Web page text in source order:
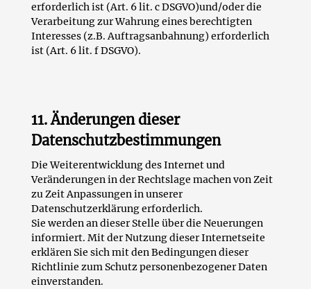
erforderlich ist (Art. 6 lit. c DSGVO)und/oder die
Verarbeitung zur Wahrung eines berechtigten
Interesses (z.B. Auftragsanbahnung) erforderlich
ist (Art. 6 lit. f DSGVO).
11. Änderungen dieser
Datenschutzbestimmungen
Die Weiterentwicklung des Internet und
Veränderungen in der Rechtslage machen von Zeit
zu Zeit Anpassungen in unserer
Datenschutzerklärung erforderlich.
Sie werden an dieser Stelle über die Neuerungen
informiert. Mit der Nutzung dieser Internetseite
erklären Sie sich mit den Bedingungen dieser
Richtlinie zum Schutz personenbezogener Daten
einverstanden.